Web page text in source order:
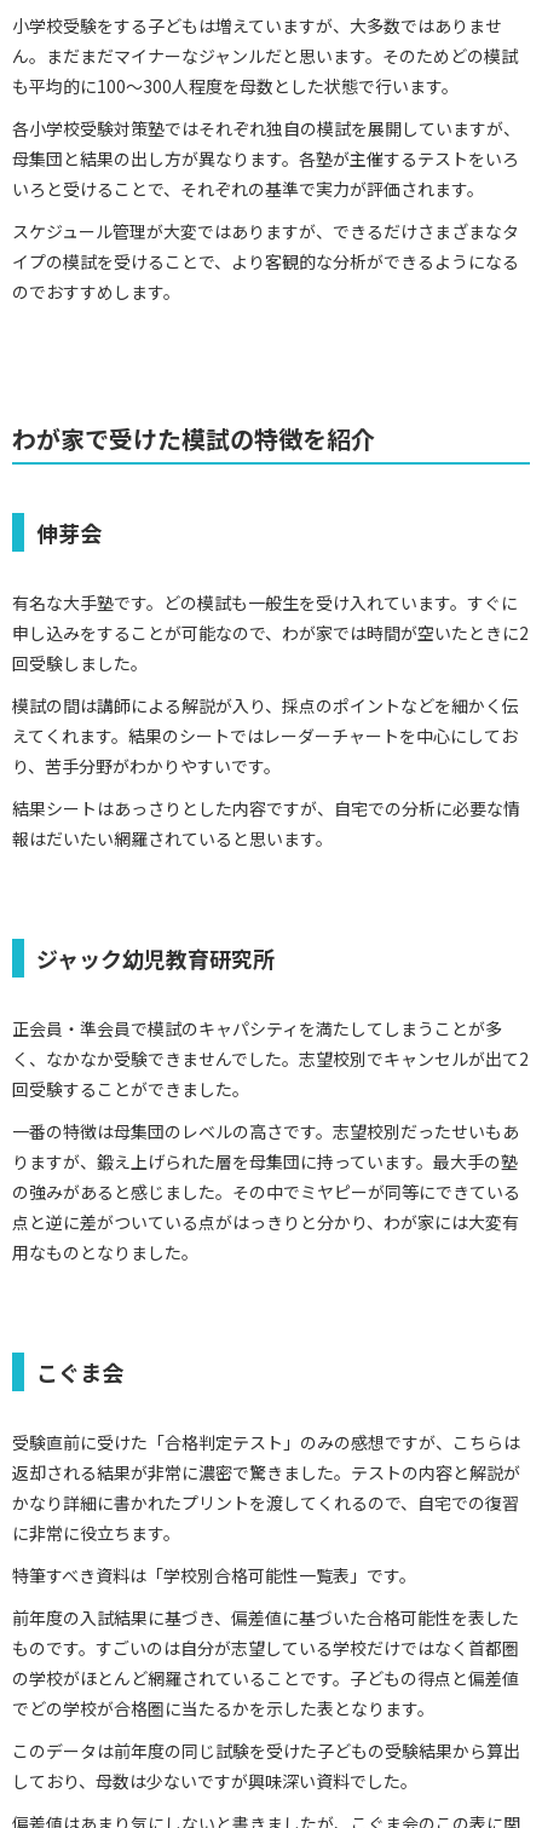
小学校受験をする子どもは増えていますが、大多数ではありませ
ん。まだまだマイナーなジャンルだと思います。そのためどの模試
も平均的に100～300人程度を母数とした状態で行います。
各小学校受験対策塾ではそれぞれ独自の模試を展開していますが、
母集団と結果の出し方が異なります。各塾が主催するテストをいろ
いろと受けることで、それぞれの基準で実力が評価されます。
スケジュール管理が大変ではありますが、できるだけさまざまなタ
イプの模試を受けることで、より客観的な分析ができるようになる
のでおすすめします。
わが家で受けた模試の特徴を紹介
伸芽会
有名な大手塾です。どの模試も一般生を受け入れています。すぐに
申し込みをすることが可能なので、わが家では時間が空いたときに2
回受験しました。
模試の間は講師による解説が入り、採点のポイントなどを細かく伝
えてくれます。結果のシートではレーダーチャートを中心にしてお
り、苦手分野がわかりやすいです。
結果シートはあっさりとした内容ですが、自宅での分析に必要な情
報はだいたい網羅されていると思います。
ジャック幼児教育研究所
正会員・準会員で模試のキャパシティを満たしてしまうことが多
く、なかなか受験できませんでした。志望校別でキャンセルが出て2
回受験することができました。
一番の特徴は母集団のレベルの高さです。志望校別だったせいもあ
りますが、鍛え上げられた層を母集団に持っています。最大手の塾
の強みがあると感じました。その中でミヤピーが同等にできている
点と逆に差がついている点がはっきりと分かり、わが家には大変有
用なものとなりました。
こぐま会
受験直前に受けた「合格判定テスト」のみの感想ですが、こちらは
返却される結果が非常に濃密で驚きました。テストの内容と解説が
かなり詳細に書かれたプリントを渡してくれるので、自宅での復習
に非常に役立ちます。
特筆すべき資料は「学校別合格可能性一覧表」です。
前年度の入試結果に基づき、偏差値に基づいた合格可能性を表した
ものです。すごいのは自分が志望している学校だけではなく首都圏
の学校がほとんど網羅されていることです。子どもの得点と偏差値
でどの学校が合格圏に当たるかを示した表となります。
このデータは前年度の同じ試験を受けた子どもの受験結果から算出
しており、母数は少ないですが興味深い資料でした。
偏差値はあまり気にしないと書きましたが、こぐま会のこの表に関